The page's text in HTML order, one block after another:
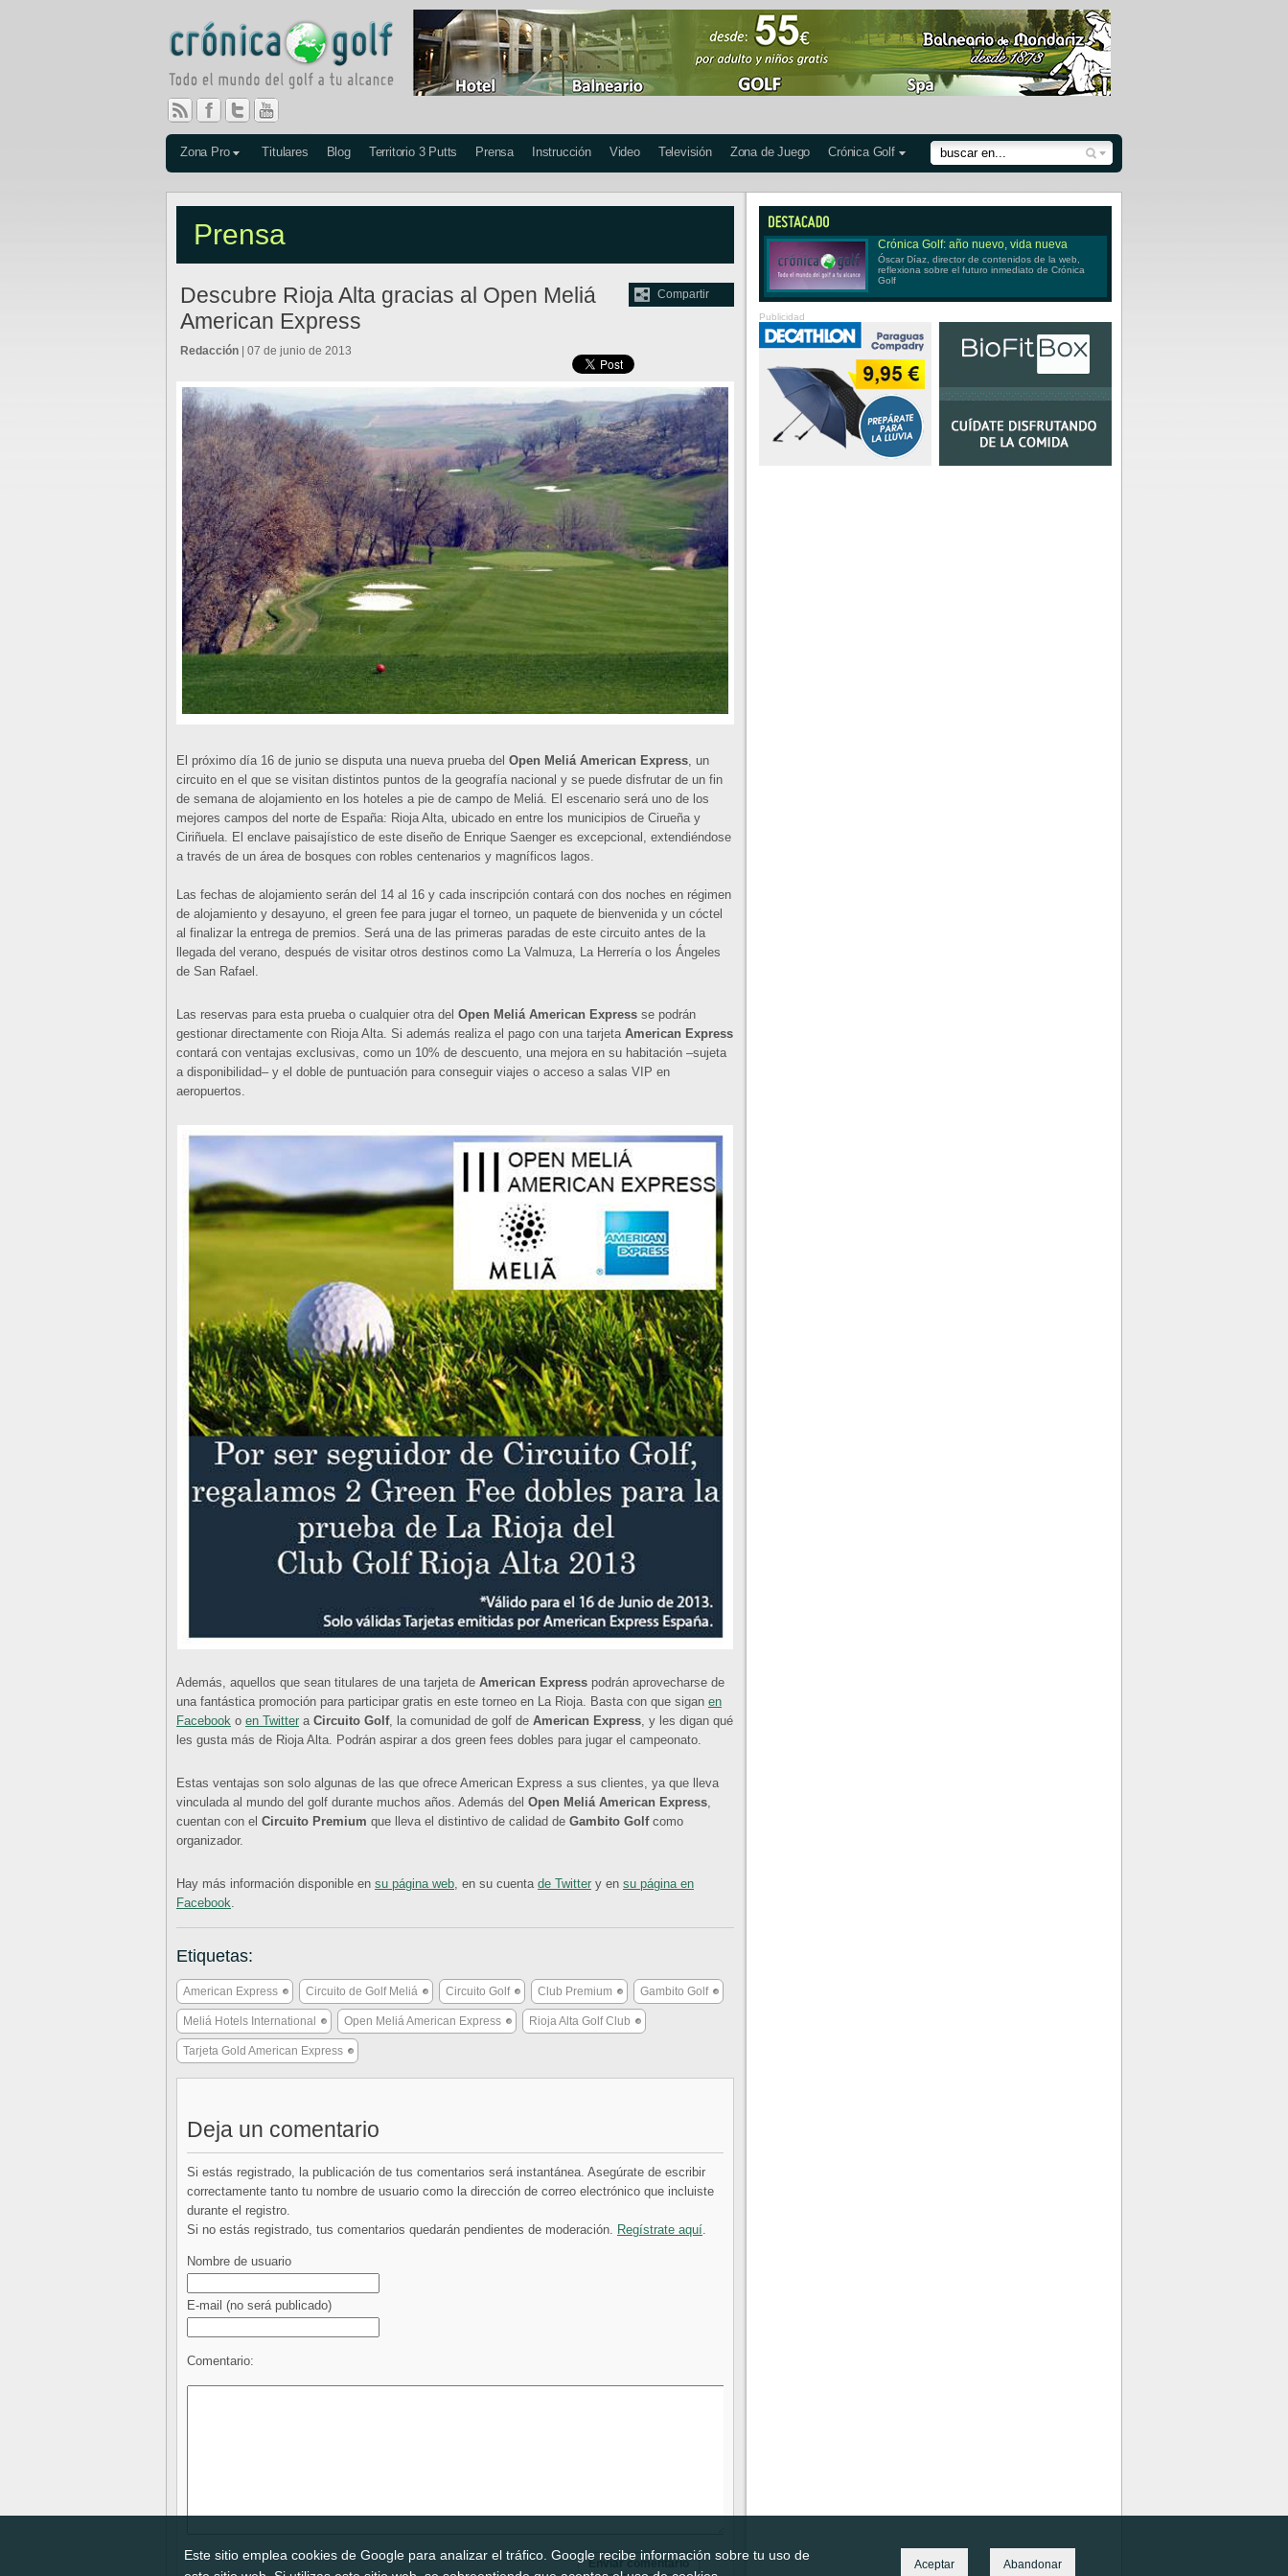
Este sitio emplea cookies de Google para analizar el tráfico. Google recibe información sobre tu uso de
Aceptar Abandonar
Zona Pro Titulares Blog Territorio 3 Putts Prensa Instrucción Video Televisión Zona de Juego Crónica Golf
Prensa
Compartir
Descubre Rioja Alta gracias al Open Meliá
American Express
Redacción | 07 de junio de 2013
El próximo día 16 de junio se disputa una nueva prueba del Open Meliá American Express, un
circuito en el que se visitan distintos puntos de la geografía nacional y se puede disfrutar de un fin
de semana de alojamiento en los hoteles a pie de campo de Meliá. El escenario será uno de los
mejores campos del norte de España: Rioja Alta, ubicado en entre los municipios de Cirueña y
Ciriñuela. El enclave paisajístico de este diseño de Enrique Saenger es excepcional, extendiéndose
a través de un área de bosques con robles centenarios y magníficos lagos.
Las fechas de alojamiento serán del 14 al 16 y cada inscripción contará con dos noches en régimen
de alojamiento y desayuno, el green fee para jugar el torneo, un paquete de bienvenida y un cóctel
al finalizar la entrega de premios. Será una de las primeras paradas de este circuito antes de la
llegada del verano, después de visitar otros destinos como La Valmuza, La Herrería o los Ángeles
de San Rafael.
Las reservas para esta prueba o cualquier otra del Open Meliá American Express se podrán
gestionar directamente con Rioja Alta. Si además realiza el pago con una tarjeta American Express
contará con ventajas exclusivas, como un 10% de descuento, una mejora en su habitación –sujeta
a disponibilidad– y el doble de puntuación para conseguir viajes o acceso a salas VIP en
aeropuertos.
Además, aquellos que sean titulares de una tarjeta de American Express podrán aprovecharse de
una fantástica promoción para participar gratis en este torneo en La Rioja. Basta con que sigan en
Facebook o en Twitter a Circuito Golf, la comunidad de golf de American Express, y les digan qué
les gusta más de Rioja Alta. Podrán aspirar a dos green fees dobles para jugar el campeonato.
Estas ventajas son solo algunas de las que ofrece American Express a sus clientes, ya que lleva
vinculada al mundo del golf durante muchos años. Además del Open Meliá American Express,
cuentan con el Circuito Premium que lleva el distintivo de calidad de Gambito Golfcomo
organizador.
Hay más información disponible en su página web, en su cuenta de Twitter y en su página en
Facebook.
Etiquetas:
American Express Circuito de Golf Meliá Circuito Golf Club Premium Gambito Golf
Meliá Hotels International Open Meliá American Express Rioja Alta Golf Club
Tarjeta Gold American Express
Deja un comentario
Si estás registrado, la publicación de tus comentarios será instantánea. Asegúrate de escribir
correctamente tanto tu nombre de usuario como la dirección de correo electrónico que incluiste
durante el registro.
Si no estás registrado, tus comentarios quedarán pendientes de moderación. Regístrate aquí.
Nombre de usuario
E-mail (no será publicado)
Comentario:
Crónica Golf: año nuevo, vida nueva
Óscar Díaz, director de contenidos de la web,
reflexiona sobre el futuro inmediato de Crónica
Golf
Publicidad